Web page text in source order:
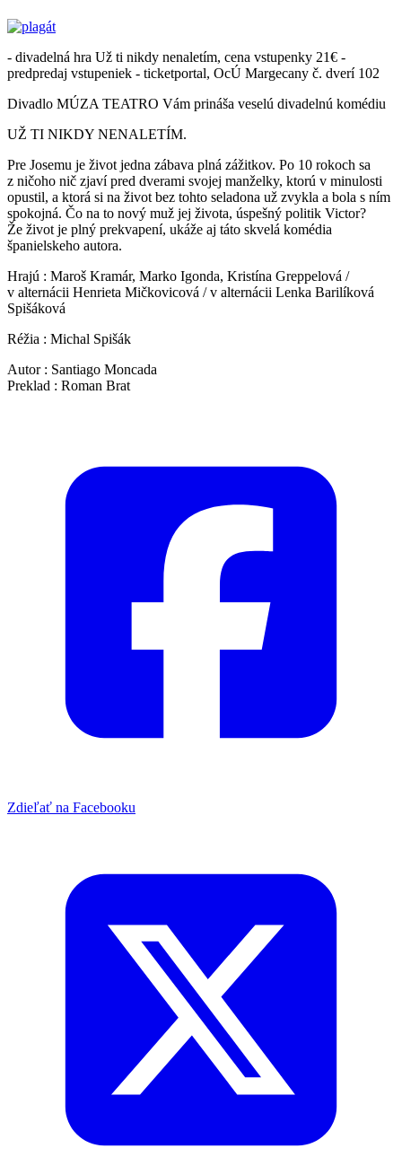
- divadelná hra Už ti nikdy nenaletím, cena vstupenky 21€ -
predpredaj vstupeniek - ticketportal, OcÚ Margecany č. dverí 102
Divadlo MÚZA TEATRO Vám prináša veselú divadelnú komédiu
UŽ TI NIKDY NENALETÍM.
Pre Josemu je život jedna zábava plná zážitkov. Po 10 rokoch sa
z ničoho nič zjaví pred dverami svojej manželky, ktorú v minulosti
opustil, a ktorá si na život bez tohto seladona už zvykla a bola s ním
spokojná. Čo na to nový muž jej života, úspešný politik Victor?
Že život je plný prekvapení, ukáže aj táto skvelá komédia
španielskeho autora.
Hrajú : Maroš Kramár, Marko Igonda, Kristína Greppelová /
v alternácii Henrieta Mičkovicová / v alternácii Lenka Barilíková
Spišáková
Réžia : Michal Spišák
Autor : Santiago Moncada
Preklad : Roman Brat
Zdieľať na Facebooku